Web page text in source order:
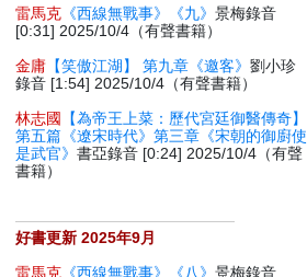
雷馬克 《西線無戰事》《九》景梅錄音
[0:31] 2025/10/4（有聲書籍）
金庸 【笑傲江湖】 第九章《邀客》劉小珍
錄音 [1:54] 2025/10/4（有聲書籍）
林志國
【為帝王上菜：歷代宮廷御醫傳奇】
第五篇《遼宋時代》第三章《宋朝的御廚使
是武官》書亞錄音 [0:24] 2025/10/4（有聲
書籍）
好書更新 2025年9月
雷馬克 《西線無戰事》《八》景梅錄音